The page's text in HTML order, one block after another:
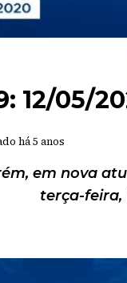
12/05/
há 5 anos
em nova
terça-feira,